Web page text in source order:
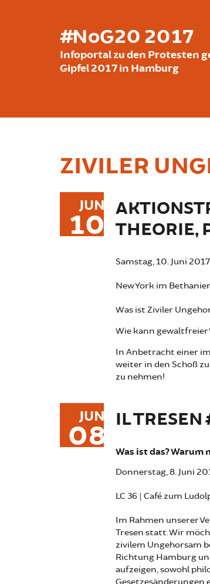
#NoG20 2017
Infoportal zu den Protesten
Gipfel 2017 in Hamburg
ZIVILER
JUN
10 THEORIE,
Samstag, 10. Juni
New York im
Was ist Ziviler
Wie kann gewaltfreier
In Anbetracht einer
weiter in den Schoß
zu nehmen!
JUN
08 IL
Was ist das? Warum
Donnerstag, 8. Juni
LC 36 | Café zum
Im Rahmen unserer
Tresen statt. Wir
zivilem Ungehorsam
Richtung Hamburg
aufzeigen, sowohl